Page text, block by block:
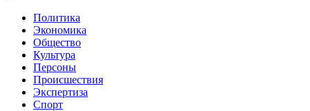
Политика
Экономика
Общество
Культура
Персоны
Происшествия
Экспертиза
Спорт